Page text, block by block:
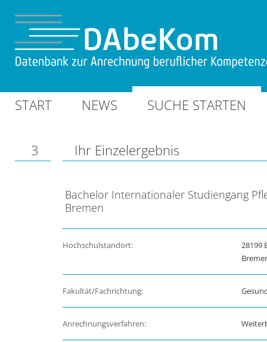
START NEWS SUCHE STARTEN
3 Ihr Einzelergebnis
Bachelor Internationaler Studiengang
Bremen
Hochschulstandort:
28199
Fakultät/Fachrichtung:
Anrechnungsverfahren: